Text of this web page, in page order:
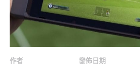
作者
發佈日期